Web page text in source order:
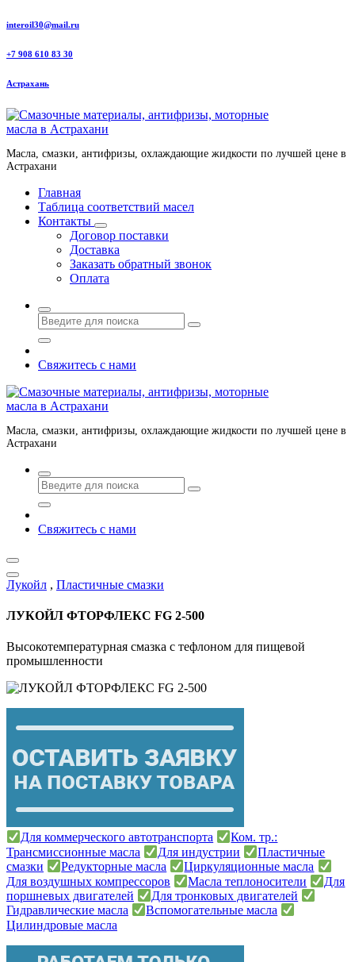
Перейти
содержанию
interoil30@mail.ru
+7 908 610 83 30
Астрахань
Масла, смазки, антифризы, охлаждающие жидкости по лучшей цене в
Астрахани
Главная
Таблица соответствий масел
Контакты
Договор поставки
Доставка
Заказать обратный звонок
Оплата
Свяжитесь с нами
Масла, смазки, антифризы, охлаждающие жидкости по лучшей цене в
Астрахани
Свяжитесь с нами
Лукойл , Пластичные смазки
ЛУКОЙЛ ФТОРФЛЕКС FG 2-500
Высокотемпературная смазка с тефлоном для пищевой
промышленности
Для коммерческого автотранспорта
Ком. тр.:
Трансмиссионные масла
Для индустрии
Пластичные
смазки
Редукторные масла
Циркуляционные масла
Для воздушных компрессоров
Масла теплоносители
Для
поршневых двигателей
Для тронковых двигателей
Гидравлические масла
Вспомогательные масла
Цилиндровые масла